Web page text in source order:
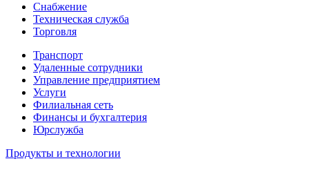
Снабжение
Техническая служба
Торговля
Транспорт
Удаленные сотрудники
Управление предприятием
Услуги
Филиальная сеть
Финансы и бухгалтерия
Юрслужба
Продукты и технологии